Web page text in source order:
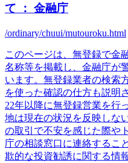
て ： 金融庁
/ordinary/chuui/mutouroku.html
このページは、無登録で金
名称等を掲載し、金融庁が
います。無登録業者の検索
を使った確認の仕方も説明
22年以降に無登録営業を行
地は現在の状況を反映しな
の取引で不安を感じた際や
庁の相談窓口に連絡するこ
欺的な投資勧誘に関する情